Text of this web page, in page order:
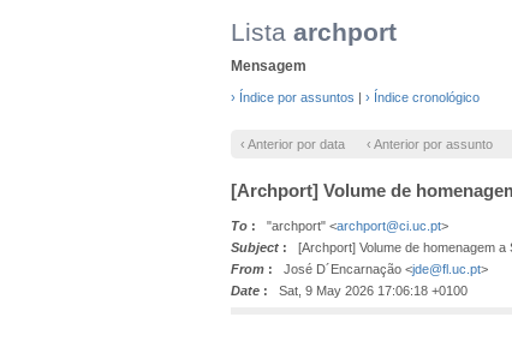
Lista archport
Mensagem
› Índice por assuntos | › Índice cronológico
‹ Anterior por data ‹ Anterior por assunto
[Archport] Volume de
To : "archport" <archport@ci.uc.pt>
Subject : [Archport] Volume de homenagem a
From : José D´Encarnação <jde@fl.uc.pt>
Date : Sat, 9 May 2026 17:06:18 +0100